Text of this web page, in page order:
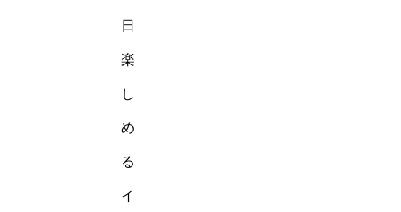
日
楽
し
め
る
イ